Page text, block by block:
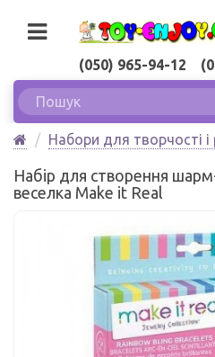
(050) 965-94-12
Набори для творчості і
Набір для створення
веселка Make it Real
Набір для створення
веселка Make it Real